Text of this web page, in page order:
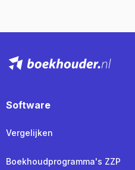
Software
Vergelijken
Boekhoudprogramma's ZZP